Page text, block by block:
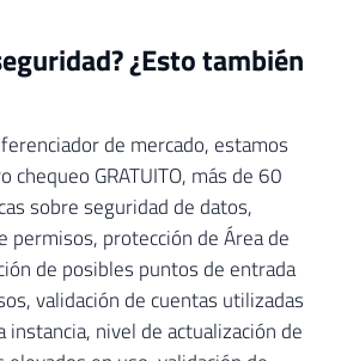
¿Esto también
de mercado, estamos
chequeo GRATUITO, más de 60
sobre seguridad de datos,
permisos, protección de Área de
de posibles puntos de entrada
validación de cuentas utilizadas
instancia, nivel de actualización de